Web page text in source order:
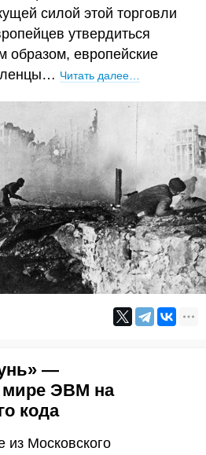
силой этой торговли
утвердиться
образом, европейские
Читать далее…
—
мире ЭВМ на
кода
из Московского